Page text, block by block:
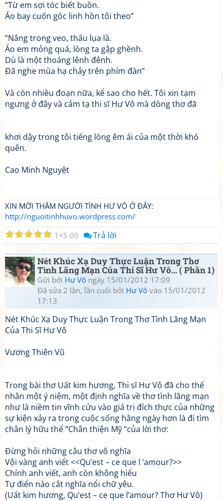
“Từ em sợi tóc biết buồn.
Áo bay cuốn góc linh hồn tôi theo”
“Nắng trong veo, thấu lụa là.
Áo em mỏng quá, lòng ta gập ghềnh.
Dù là một thoáng lênh đênh.
Đã nghe mùa hạ chảy trên phím đàn”
Và còn nhiều đoạn nữa, kể sao cho hết. Tôi xin tạm
ngưng ở đây và cảm tạ thi sĩ Hư Vô mà dòng thơ đã
khơi dậy trong tôi tiếng lòng êm ái của một thời khó
quên.
Cao Minh Nguyệt
XIN MỜI THĂM NGƯỜI TÌNH HƯ VÔ Ở ĐÂY:
http://nguoitinhhuvo.wordpress.com/
☆
☆
☆
☆
☆ 1 5.00 Trả lời
Nét Khúc Xạ Duy Thực Luận Trong Thơ
Tình Lãng Mạn Của Thi Sĩ Hư Vô… ( Phần 1)
Gửi bởi Hư Vô ngày 15/01/2012 17:09
Đã sửa 2 lần, lần cuối bởi Hư Vô vào 15/01/2012
17:13
Nét Khúc Xạ Duy Thực Luận Trong Thơ Tình Lãng Mạn
Của Thi Sĩ Hư Vô
Vương Thiên Vũ
Trong bài thơ Uất kim hương, Thi sĩ Hư Vô đã cho thế
nhân một ý niệm, một định nghĩa về thơ tình lãng mạn
như là niềm tin vĩnh cửu vào giá trị đích thực của những
sự kiện xảy ra trong cuộc sống hằng ngày hơn là đi tìm
chân lý hữu thể “Chân thiện Mỹ “của lời thơ:
Đừng hỏi những câu thơ vô nghĩa
Vội vàng anh viết <<Qu’est – ce que l ‘amour?>>
Chính anh viết, anh còn không hiểu
Tự điển nào cắt nghĩa nổi chữ yêu.
(Uất kim hương, Qu’est – ce que l’amour? Thơ Hư Vô)